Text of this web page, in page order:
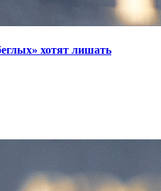
хотят лишать